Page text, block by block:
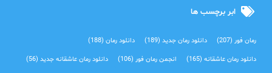
ابر برچسب ها
رمان فور(207) دانلود رمان جدید(189) دانلود رمان(188)
دانلود رمان عاشقانه(165) انجمن رمان فور(106) دانلود رمان عاشقانه جدید(56)